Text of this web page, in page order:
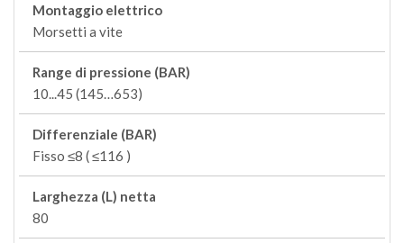
Montaggio elettrico
Morsetti a vite
Range di pressione (BAR)
10...45 (145…653)
Differenziale (BAR)
Fisso ≤8 ( ≤116 )
Larghezza (L) netta
80